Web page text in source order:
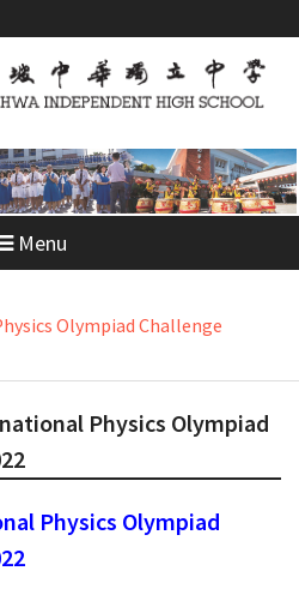
Menu
Olympiad Challenge
Physics Olympiad
Physics Olympiad